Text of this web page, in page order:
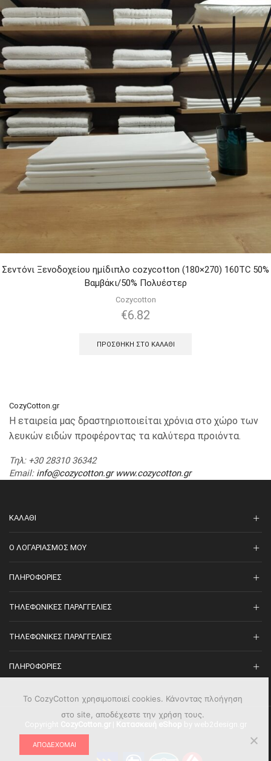
Σεντόνι Ξενοδοχείου ημίδιπλο cozycotton (180×270) 160TC 50%
Βαμβάκι/50% Πολυέστερ
Cozycotton
€6.82
ΠΡΟΣΘΉΚΗ ΣΤΟ ΚΑΛΆΘΙ
CozyCotton.gr
Η εταιρεία μας δραστηριοποιείται χρόνια στο χώρο των
λευκών ειδών προφέροντας τα καλύτερα προιόντα.
Τηλ: +30 28310 36342
Email: info@cozycotton.gr www.cozycotton.gr
ΚΑΛΆΘΙ
O ΛΟΓΑΡΙΑΣΜΌΣ ΜΟΥ
ΠΛΗΡΟΦΟΡΊΕΣ
ΤΗΛΕΦΩΝΙΚΈΣ ΠΑΡΑΓΓΕΛΊΕΣ
ΤΗΛΕΦΩΝΙΚΈΣ ΠΑΡΑΓΓΕΛΊΕΣ
ΠΛΗΡΟΦΟΡΊΕΣ
Το CozyCotton χρησιμοποιεί cookies. Κάνοντας πλοήγηση
στο site, αποδέχεστε την χρήση τους.
ΑΠΟΔΈΧΟΜΑΙ